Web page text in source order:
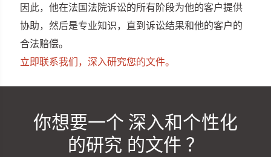
因此，他在法国法院诉讼的所有阶段为他的客户提供
协助，然后是专业知识，直到诉讼结果和他的客户的
合法赔偿。
立即联系我们，深入研究您的文件。
你想要一个 深入和个性化
的研究 的文件 ？